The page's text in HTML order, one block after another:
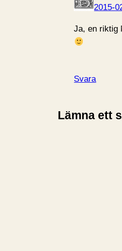
2015-
Ja, en riktig
Svara
Lämna ett